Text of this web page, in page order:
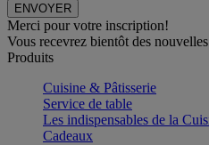
Merci pour votre inscription!
Vous recevrez bientôt des
Produits
Cuisine & Pâtisserie
Service de table
Les indispensables de la
Cadeaux